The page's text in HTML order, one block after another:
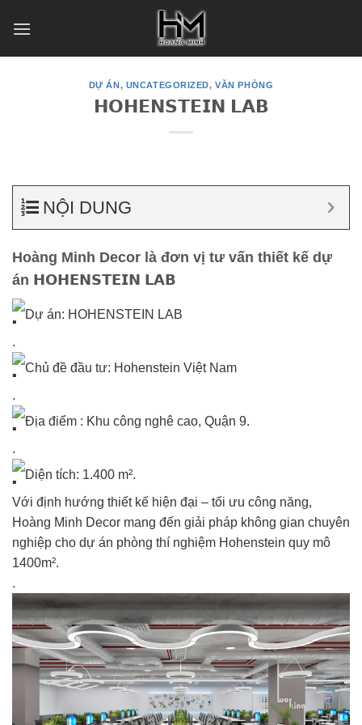
DỰ ÁN, UNCATEGORIZED,VĂN PHÒNG
𝗛𝗢𝗛𝗘𝗡𝗦𝗧𝗘𝗜𝗡 𝗟𝗔𝗕
NỘI DUNG
Hoàng Minh Decor là đơn vị tư vấn thiết kế dự
án 𝗛𝗢𝗛𝗘𝗡𝗦𝗧𝗘𝗜𝗡 𝗟𝗔𝗕
Dự án: HOHENSTEIN LAB
.
Chủ đề đầu tư: Hohenstein Việt Nam
.
Địa điểm : Khu công nghê cao, Quận 9.
.
Diện tích: 1.400 m².
Với định hướng thiết kế hiện đại – tối ưu công năng,
Hoàng Minh Decor mang đến giải pháp không gian chuyên
nghiệp cho dự án phòng thí nghiệm Hohenstein quy mô
1400m².
.